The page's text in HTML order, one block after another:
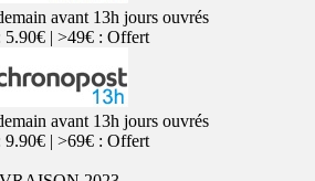
avant 13h jours ouvrés
5.90€ | >49€ : Offert
avant 13h jours ouvrés
9.90€ | >69€ : Offert